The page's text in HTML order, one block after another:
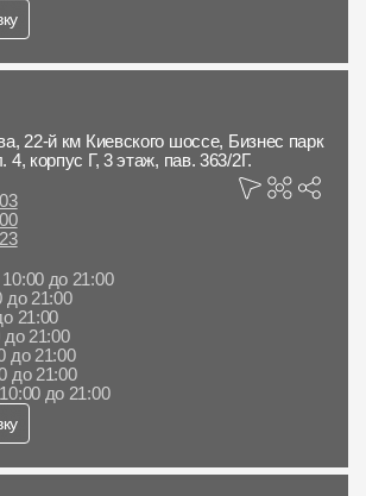
22-й км Киевского шоссе, Бизнес парк
корпус Г, 3 этаж, пав. 363/2Г.
до 21:00
до 21:00
21:00
до 21:00
до 21:00
до 21:00
до 21:00